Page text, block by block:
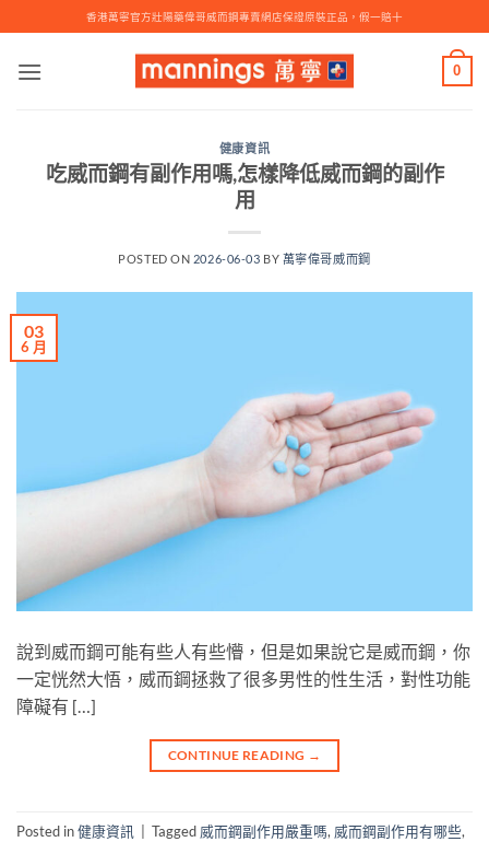
to
content
香港萬寧官方壯陽藥偉哥威而鋼專賣網店保證原裝正品，假一賠十
0
健康資訊
吃威而鋼有副作用嗎,怎樣降低威而鋼的副作
用
POSTED ON 2026-06-03 BY 萬寧偉哥威而鋼
03
6 月
說到威而鋼可能有些人有些懵，但是如果說它是威而鋼，你
一定恍然大悟，威而鋼拯救了很多男性的性生活，對性功能
障礙有 […]
CONTINUE READING →
Posted in健康資訊 | Tagged 威而鋼副作用嚴重嗎, 威而鋼副作用有哪些,